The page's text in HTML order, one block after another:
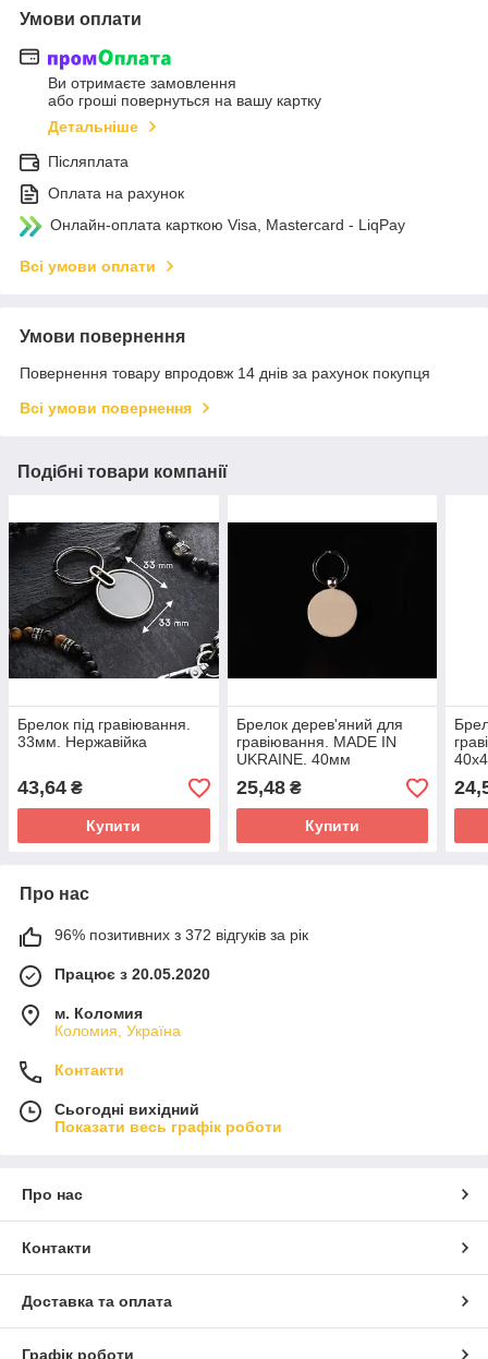
Умови оплати
Ви отримаєте замовлення
або гроші повернуться на вашу картку
Детальніше
Післяплата
Оплата на рахунок
Онлайн-оплата карткою Visa, Mastercard - LiqPay
Всі умови оплати
Умови повернення
Повернення товару впродовж 14 днів за рахунок покупця
Всі умови повернення
Подібні товари компанії
Брелок під гравіювання.
33мм. Нержавійка
43,64 ₴
Купити
Брелок дерев'яний для
гравіювання. MADE IN
UKRAINE. 40мм
25,48₴
Купити
Про нас
96% позитивних з 372 відгуків за рік
Працює з 20.05.2020
м. Коломия
Коломия, Україна
Контакти
Сьогодні вихідний
Показати весь графік роботи
Про нас
Контакти
Доставка та оплата
Графік роботи